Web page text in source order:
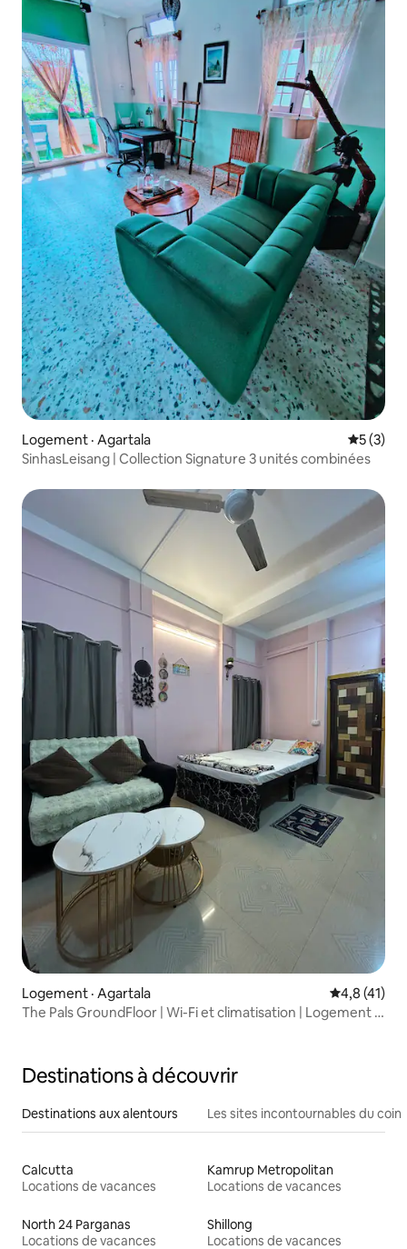
Logement · Agartala Note
5 (3)
SinhasLeisang | Collection Signature 3 unités combinées
Logement · Agartala Note
4,8 (41)
The Pals GroundFloor | Wi-Fi et climatisation | Logement à
Destinations à découvrir
Destinations aux alentours Les sites incontournables du coin
Calcutta
Locations de vacances
Kamrup Metropolitan
Locations de vacances
North 24 Parganas
Locations de vacances
Shillong
Locations de vacances